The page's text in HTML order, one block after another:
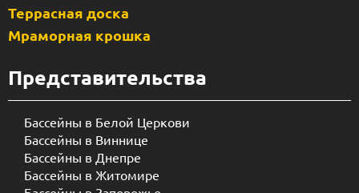
Террасная доска
Мраморная крошка
Представительства
Бассейны в Белой Церкови
Бассейны в Виннице
Бассейны в Днепре
Бассейны в Житомире